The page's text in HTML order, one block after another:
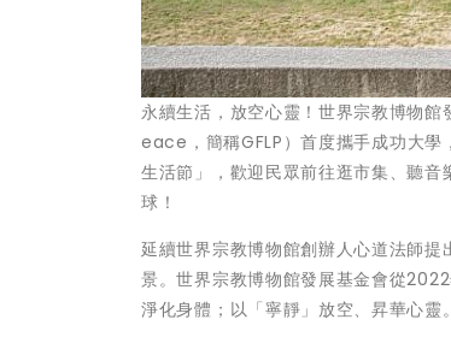
永續生活，放空心靈！世界宗教博物
eace，簡稱GFLP）首度攜手成功大學
生活節」，歡迎民眾前往逛市集、聽
球！
延續世界宗教博物館創辦人心道法師
景。世界宗教博物館發展基金會從
淨化身體；以「寧靜」放空、昇華心靈。